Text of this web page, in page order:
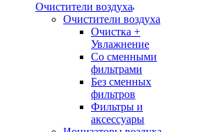
Очистители воздуха
Очистители воздуха
Очистка +
Увлажнение
Cо сменными
фильтрами
Без сменных
фильтров
Фильтры и
аксессуары